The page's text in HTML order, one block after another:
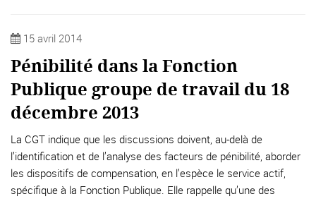
15 avril 2014
Pénibilité dans la Fonction
Publique groupe de travail du 18
décembre 2013
La CGT indique que les discussions doivent, au-delà de
l’identification et de l’analyse des facteurs de pénibilité, aborder
les dispositifs de compensation, en l’espèce le service actif,
spécifique à la Fonction Publique. Elle rappelle qu’une des